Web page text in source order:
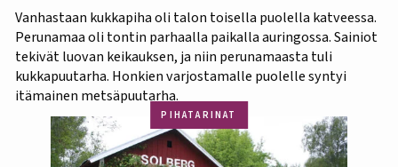
Vanhastaan kukkapiha oli talon toisella puolella katveessa.
Perunamaa oli tontin parhaalla paikalla auringossa. Sainiot
tekivät luovan keikauksen, ja niin perunamaasta tuli
kukkapuutarha. Honkien varjostamalle puolelle syntyi
itämainen metsäpuutarha.
PIHATARINAT